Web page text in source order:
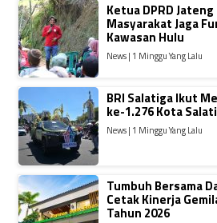
Ketua DPRD
Masyarakat Jaga
Kawasan Hulu
News | 1 Minggu Yang Lalu
BRI Salatiga Ikut
ke-1.276 Kota
News | 1 Minggu Yang Lalu
Tumbuh Bersama
Cetak Kinerja
Tahun 2026